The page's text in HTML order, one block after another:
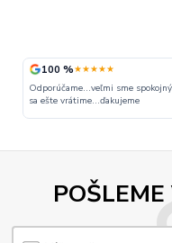
100 %★★★★★
Odporúčame...veľmi sme
sa ešte vrátime...ďakujeme